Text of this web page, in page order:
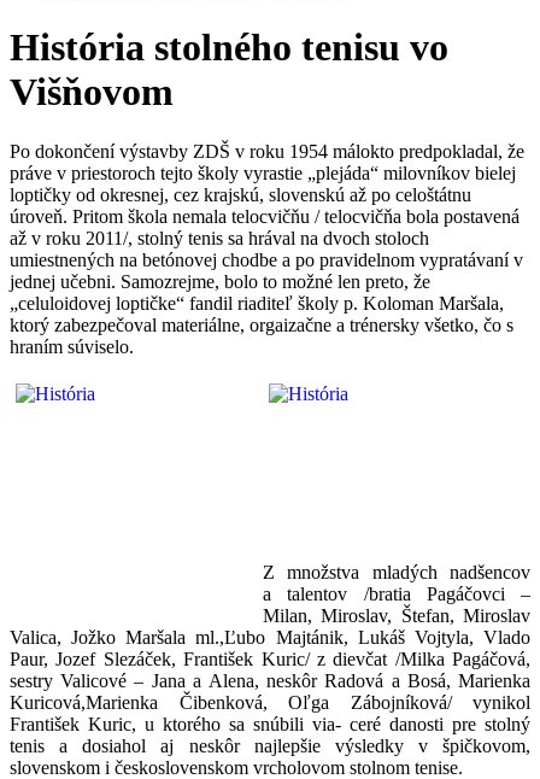
História stolného tenisu vo
Višňovom
Po dokončení výstavby ZDŠ v roku 1954 málokto predpokladal, že
práve v priestoroch tejto školy vyrastie „plejáda“ milovníkov bielej
loptičky od okresnej, cez krajskú, slovenskú až po celoštátnu
úroveň. Pritom škola nemala telocvičňu / telocvičňa bola postavená
až v roku 2011/, stolný tenis sa hrával na dvoch stoloch
umiestnených na betónovej chodbe a po pravidelnom vypratávaní v
jednej učebni. Samozrejme, bolo to možné len preto, že
„celuloidovej loptičke“ fandil riaditeľ školy p. Koloman Maršala,
ktorý zabezpečoval materiálne, orgaizačne a trénersky všetko, čo s
hraním súviselo.
Z množstva mladých nadšencov
a talentov /bratia Pagáčovci –
Milan, Miroslav, Štefan, Miroslav
Valica, Jožko Maršala ml.,Ľubo Majtánik, Lukáš Vojtyla, Vlado
Paur, Jozef Slezáček, František Kuric/ z dievčat /Milka Pagáčová,
sestry Valicové – Jana a Alena, neskôr Radová a Bosá, Marienka
Kuricová,Marienka Čibenková, Oľga Zábojníková/ vynikol
František Kuric, u ktorého sa snúbili via- ceré danosti pre stolný
tenis a dosiahol aj neskôr najlepšie výsledky v špičkovom,
slovenskom i československom vrcholovom stolnom tenise.